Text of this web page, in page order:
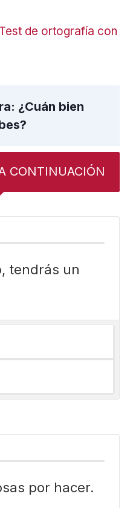
de ortografía con
¿Cuán bien
CONTINUACIÓN
tendrás un
por hacer.